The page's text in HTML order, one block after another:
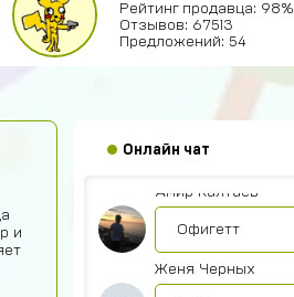
Рейтинг продавца: 98%
Отзывов: 67513
Предложений: 54
и
Онлайн чат
Александр Гылин
Надежный))
Амир Калтаев
Офигетт
Женя Черных